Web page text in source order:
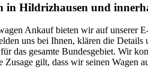
in Hildrizhausen und
Ankauf bieten wir auf unserer
uns bei Ihnen, klären die Details
das gesamte Bundesgebiet. Wir
Zusage gilt, dass wir seinen Wagen